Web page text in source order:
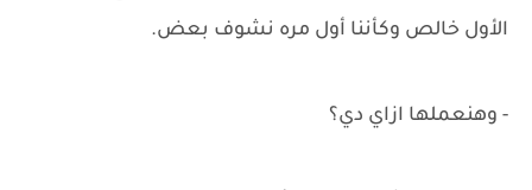
الأول خالص وكأننا أول مره نشوف بعض.
- وهنعملها ازاي دي؟